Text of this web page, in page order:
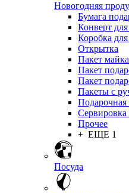
Новогодняя
Бумага
Конверт
Коробка
Открытка
Пакет майка
Пакет
Пакет
Пакеты с
Подарочная
Сервировка
Прочее
+ ЕЩЕ 1
Посуда